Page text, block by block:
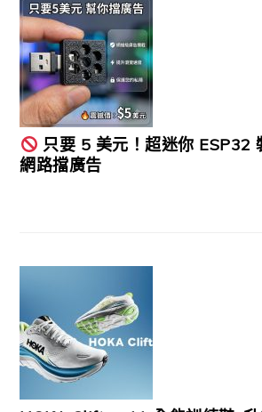
只要 5 美元！超迷你 ESP32
網路擋廣告